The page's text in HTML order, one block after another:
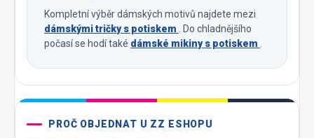
Kompletní výběr dámských motivů najdete mezi
dámskými tričky s potiskem . Do chladnějšího
počasí se hodí také dámské mikiny s potiskem .
PROČ OBJEDNAT U ZZ ESHOPU